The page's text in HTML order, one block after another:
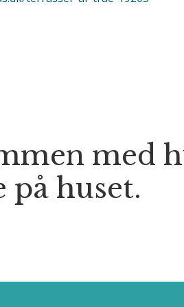
med
på huset.